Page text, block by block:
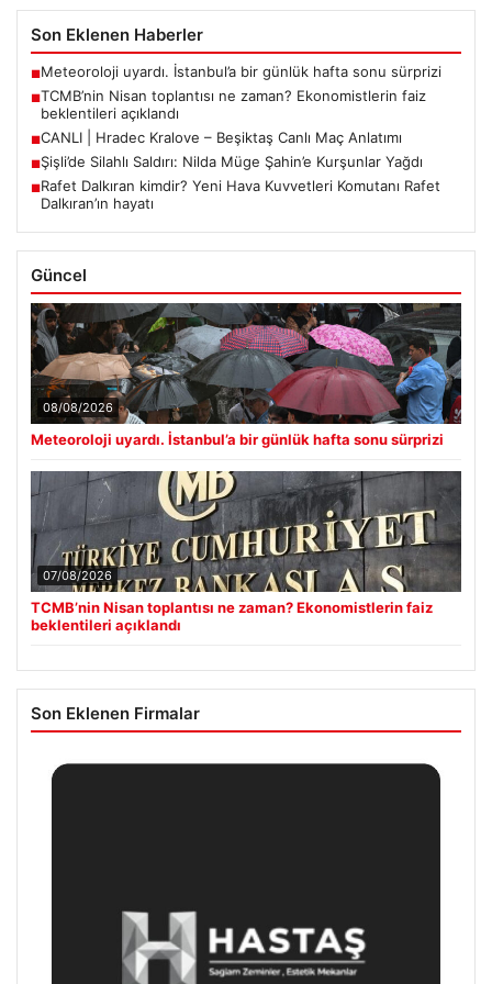
Son Eklenen Haberler
■Meteoroloji uyardı. İstanbul’a bir günlük hafta sonu sürprizi
■TCMB’nin Nisan toplantısı ne zaman? Ekonomistlerin faiz
beklentileri açıklandı
■CANLI | Hradec Kralove – Beşiktaş Canlı Maç Anlatımı
■Şişli’de Silahlı Saldırı: Nilda Müge Şahin’e Kurşunlar Yağdı
■Rafet Dalkıran kimdir? Yeni Hava Kuvvetleri Komutanı Rafet
Dalkıran’ın hayatı
Güncel
08/08/2026
Meteoroloji uyardı. İstanbul’a bir günlük hafta sonu sürprizi
07/08/2026
TCMB’nin Nisan toplantısı ne zaman? Ekonomistlerin faiz
beklentileri açıklandı
Son Eklenen Firmalar